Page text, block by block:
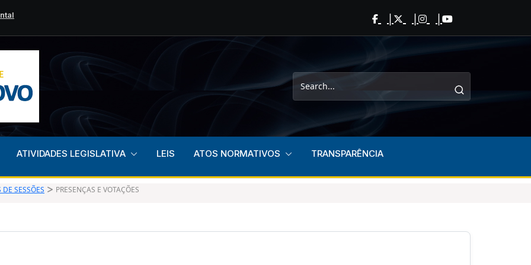
ATIVIDADES LEGISLATIVA LEIS ATOS NORMATIVOS TRANSPARÊNCIA
DE SESSÕES PRESENÇAS E VOTAÇÕES